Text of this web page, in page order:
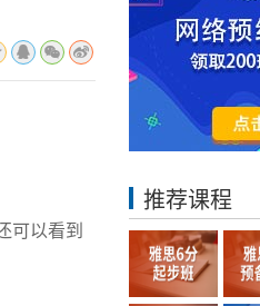
可以看到
推荐课程